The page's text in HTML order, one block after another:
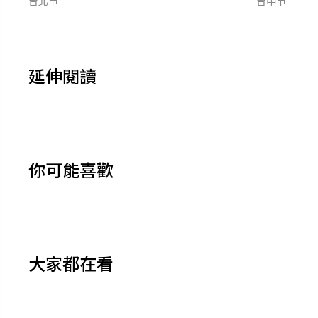
延伸閱讀
你可能喜歡
大家都在看